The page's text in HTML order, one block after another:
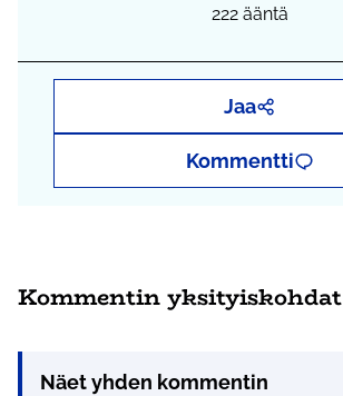
222 ääntä
Jaa
Kommentti
Kommentin yksityiskohdat
Näet yhden kommentin